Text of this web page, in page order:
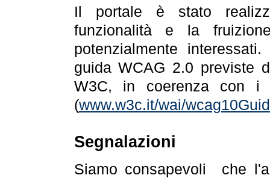
Il portale è stato
funzionalità e la
potenzialmente
guida WCAG 2.0 previste
W3C, in coerenza con i
(www.w3c.it/wai/
Segnalazioni
Siamo consapevoli che